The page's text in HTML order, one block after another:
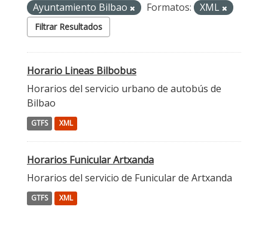
Ayuntamiento Bilbao
Formatos: XML
Filtrar Resultados
Horario Lineas Bilbobus
Horarios del servicio urbano de autobús de
Bilbao
GTFS XML
Horarios Funicular Artxanda
Horarios del servicio de Funicular de Artxanda
GTFS XML